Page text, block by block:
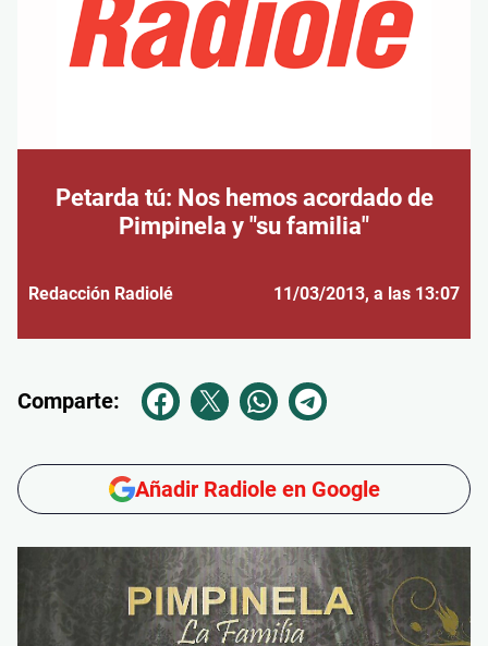
Petarda tú: Nos hemos acordado de
Pimpinela y "su familia"
Redacción Radiolé 11/03/2013, a las 13:07
Comparte:
Añadir Radiole en Google